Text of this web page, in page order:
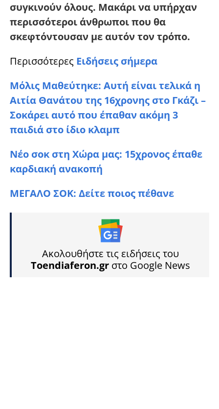
συγκινούν όλους. Μακάρι να υπήρχαν
περισσότεροι άνθρωποι που θα
σκεφτόντουσαν με αυτόν τον τρόπο.
Περισσότερες Ειδήσεις σήμερα
Μόλις Μαθεύτηκε: Αυτή είναι τελικά η
Αιτία Θανάτου της 16χρονης στο Γκάζι –
Σοκάρει αυτό που έπαθαν ακόμη 3
παιδιά στο ίδιο κλαμπ
Νέο σοκ στη Χώρα μας: 15χρονος έπαθε
καρδιακή ανακοπή
ΜΕΓΑΛΟ ΣΟK: Δείτε ποιος πέθανε
Ακολουθήστε τις ειδήσεις του
Toendiaferon.gr στο Google News